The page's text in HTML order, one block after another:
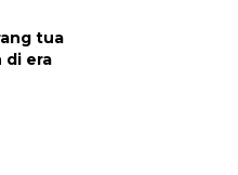
tua
di era